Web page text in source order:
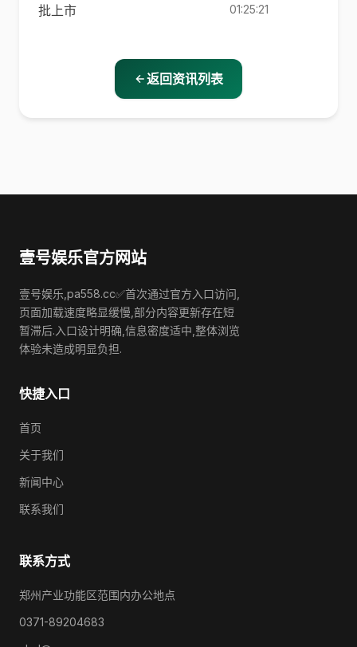
批上市
01:25:21
返回资讯列表
壹号娱乐官方网站
壹号娱乐,pa558.cc✅首次通过官方入口访问,
页面加载速度略显缓慢,部分内容更新存在短
暂滞后.入口设计明确,信息密度适中,整体浏览
体验未造成明显负担.
快捷入口
首页
关于我们
新闻中心
联系我们
联系方式
郑州产业功能区范围内办公地点
0371-89204683